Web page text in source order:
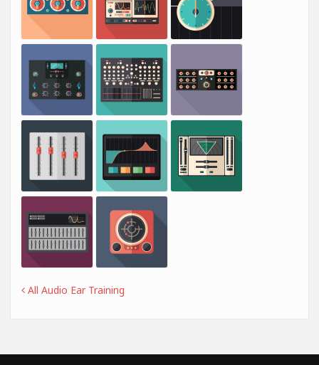
All Audio Ear Training